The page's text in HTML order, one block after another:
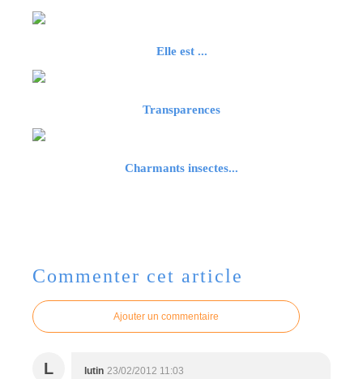
Elle est ...
Transparences
Charmants insectes...
Commenter cet article
Ajouter un commentaire
L lutin 23/02/2012 11:03